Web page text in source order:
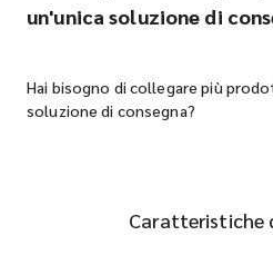
un'unica soluzione di
Hai bisogno di collegare più
soluzione di consegna?
Caratteristiche